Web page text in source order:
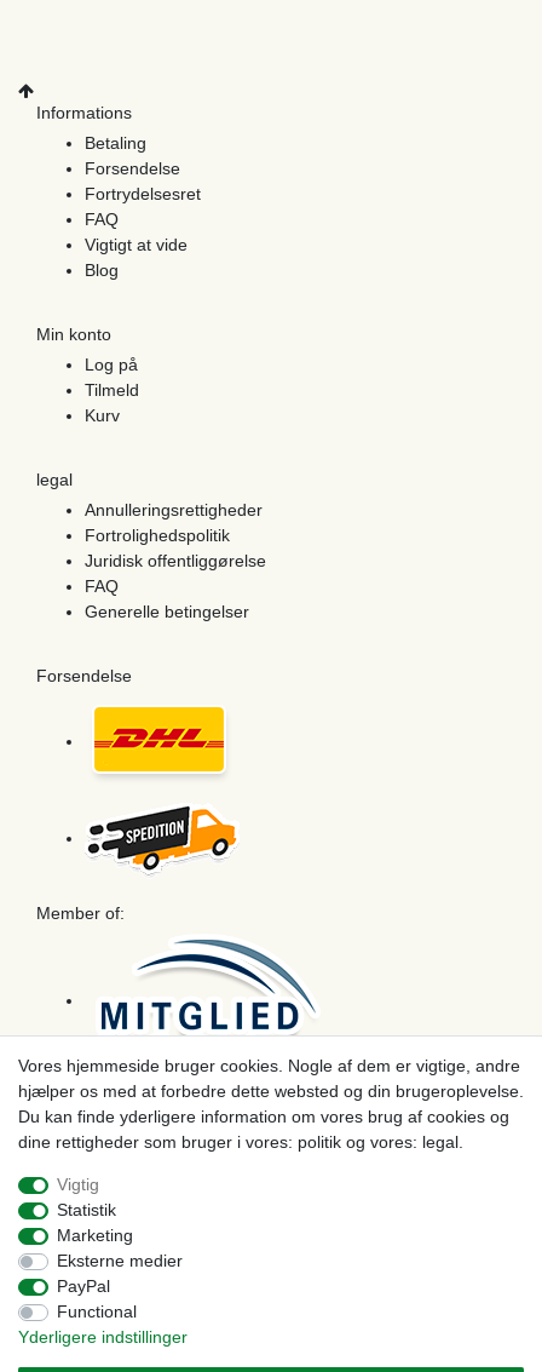
Informations
Betaling
Forsendelse
Fortrydelsesret
FAQ
Vigtigt at vide
Blog
Min konto
Log på
Tilmeld
Kurv
legal
Annulleringsrettigheder
Fortrolighedspolitik
Juridisk offentliggørelse
FAQ
Generelle betingelser
Forsendelse
Member of:
Betaling
Vores hjemmeside bruger cookies. Nogle af dem er vigtige, andre
hjælper os med at forbedre dette websted og din brugeroplevelse.
Du kan finde yderligere information om vores brug af cookies og
dine rettigheder som bruger i vores: politik og vores: legal.
Vigtig
Statistik
Marketing
Eksterne medier
PayPal
Functional
Yderligere indstillinger